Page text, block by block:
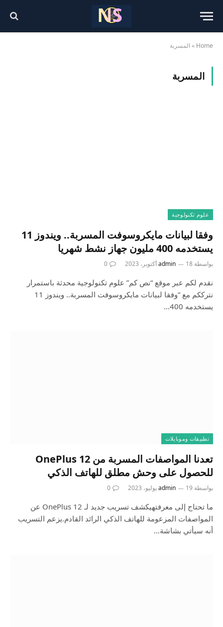
Home
» المسربة
المسربة
علوم تكنولوجية
وفقا لبيانات مايكروسوفت المسربة.. ويندوز 11
يستخدمه 400 مليون جهاز نشط شهريا
بواسطة admin 18 أكتوبر، 2023 0
نقدم لكم عبر موقع “نص كم” علوم تكنولوجية محدثة باستمرار
نترككم مع “وفقا لبيانات مايكروسوفت المسربة.. ويندوز 11
يستخدمه 400…
تطبيقات وموبايلات
تعدنا المواصفات المسربة من OnePlus 12
للحصول على وحش مطلق للهاتف الذكي
بواسطة admin 19 يوليو، 2023 0
ما تحتاج إلى معرفتهيكشف تسريب جديد لـ OnePlus 12 عن
المواصفات المزعومة للهاتف الذكي الرائد القادم.يزعم التسريب
أنه سيأتي بشاشة…